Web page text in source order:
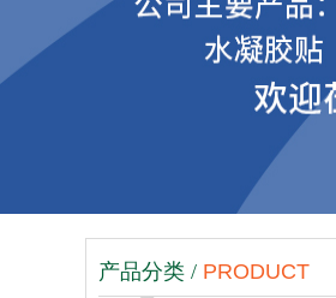
产品分类 / PRODUCT